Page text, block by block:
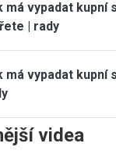
má vypadat kupní
| rady
má vypadat kupní
videa